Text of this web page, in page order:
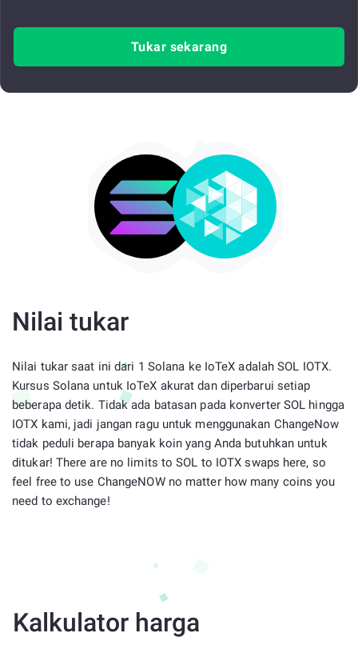
Tukar sekarang
Nilai tukar
Nilai tukar saat ini dari 1 Solana ke IoTeX adalah SOL IOTX.
Kursus Solana untuk IoTeX akurat dan diperbarui setiap
beberapa detik. Tidak ada batasan pada konverter SOL hingga
IOTX kami, jadi jangan ragu untuk menggunakan ChangeNow
tidak peduli berapa banyak koin yang Anda butuhkan untuk
ditukar! There are no limits to SOL to IOTX swaps here, so
feel free to use ChangeNOW no matter how many coins you
need to exchange!
Kalkulator harga